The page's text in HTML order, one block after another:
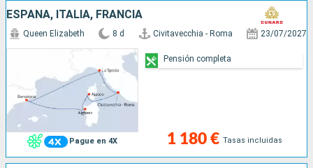
ESPAÑA, ITALIA, FRANCIA
Pague en 4X
Queen Elizabeth 8 d Civitavecchia - Roma 23/07/2027
1 180 € Tasas incluidas
Pensión completa